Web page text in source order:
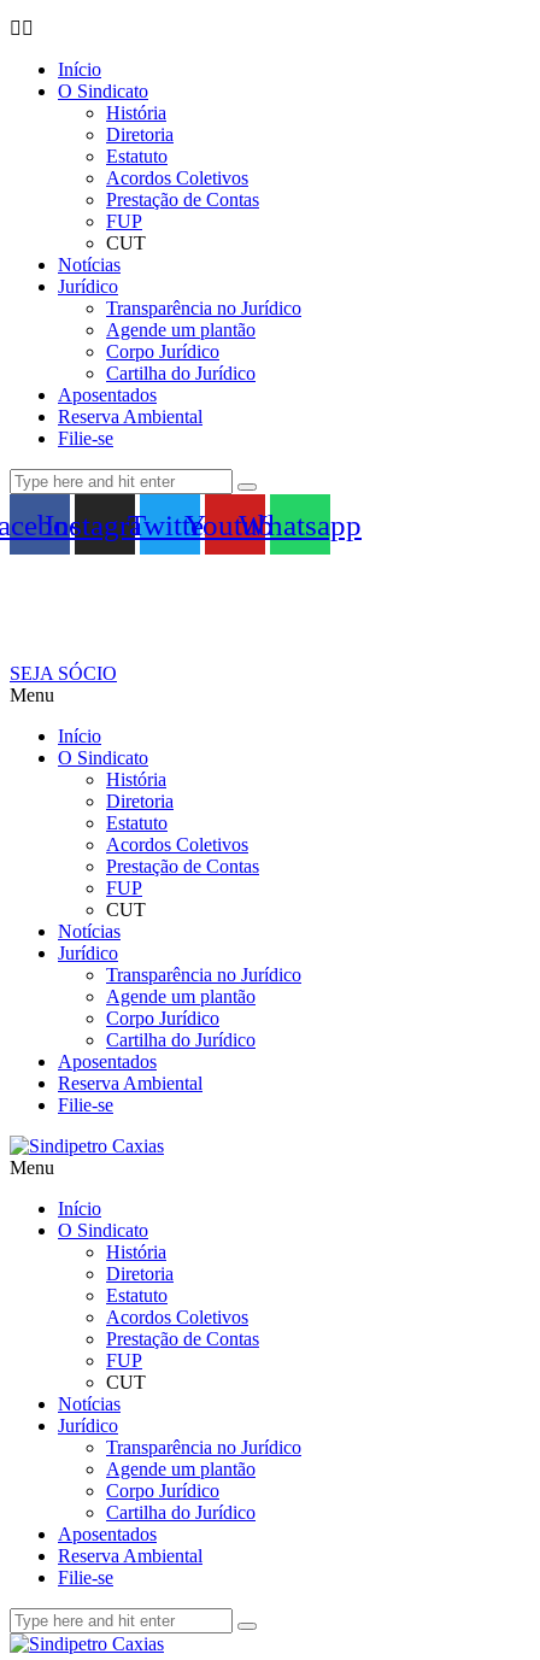
Início
O Sindicato
História
Diretoria
Estatuto
Acordos Coletivos
Prestação de Contas
FUP
CUT
Notícias
Jurídico
Transparência no Jurídico
Agende um plantão
Corpo Jurídico
Cartilha do Jurídico
Aposentados
Reserva Ambiental
Filie-se
InstagramTwitterYoutubeWhatsapp
SEJA SÓCIO
Menu
Início
O Sindicato
História
Diretoria
Estatuto
Acordos Coletivos
Prestação de Contas
FUP
CUT
Notícias
Jurídico
Transparência no Jurídico
Agende um plantão
Corpo Jurídico
Cartilha do Jurídico
Aposentados
Reserva Ambiental
Filie-se
Menu
Início
O Sindicato
História
Diretoria
Estatuto
Acordos Coletivos
Prestação de Contas
FUP
CUT
Notícias
Jurídico
Transparência no Jurídico
Agende um plantão
Corpo Jurídico
Cartilha do Jurídico
Aposentados
Reserva Ambiental
Filie-se